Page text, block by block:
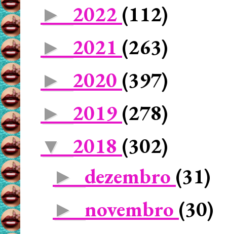
► 2022 (112)
► 2021 (263)
► 2020 (397)
► 2019 (278)
▼ 2018 (302)
► dezembro (31)
► novembro (30)